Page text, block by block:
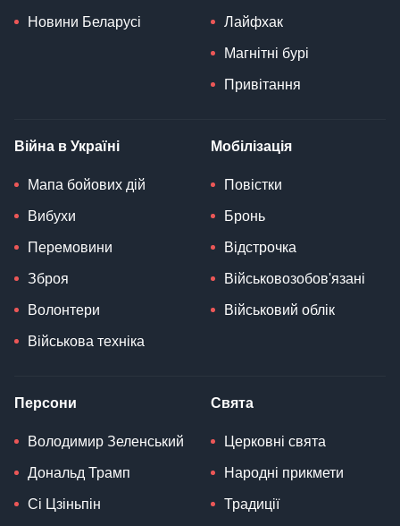
Новини Беларусі Лайфхак
Магнітні бурі
Привітання
Війна в Україні
Мапа бойових дій
Вибухи
Перемовини
Зброя
Волонтери
Військова техніка
Мобілізація
Повістки
Бронь
Відстрочка
Військовозобов'язані
Військовий облік
Персони
Володимир Зеленський
Дональд Трамп
Сі Цзіньпін
Свята
Церковні свята
Народні прикмети
Традиції